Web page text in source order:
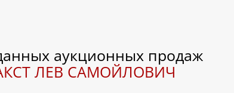
аукционных продаж
ЛЕВ САМОЙЛОВИЧ